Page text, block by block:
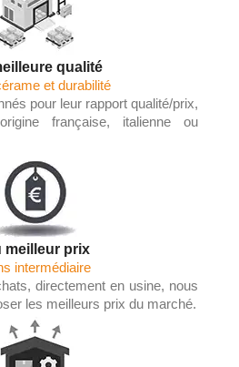
qualité
et durabilité
pour leur rapport qualité/prix,
française, italienne ou
meilleur prix
intermédiaire
directement en usine, nous
les meilleurs prix du marché.